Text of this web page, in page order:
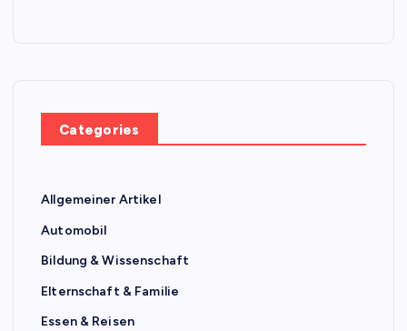
Categories
Allgemeiner Artikel
Automobil
Bildung & Wissenschaft
Elternschaft & Familie
Essen & Reisen